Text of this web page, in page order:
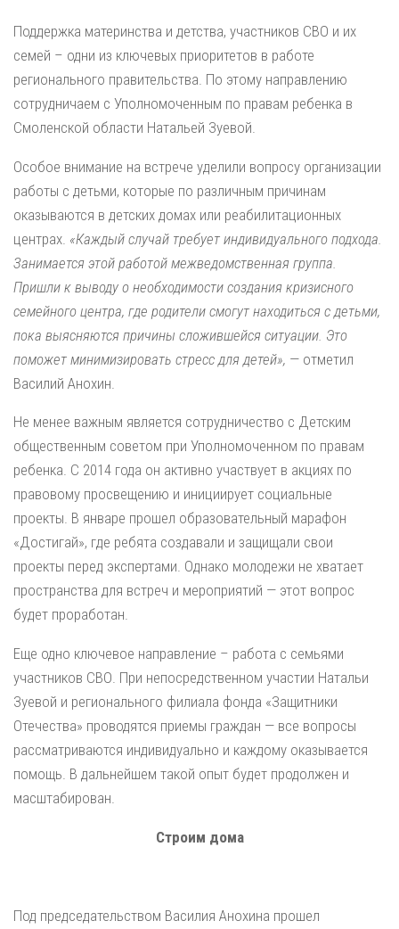
Поддержка материнства и детства, участников СВО и их
семей – одни из ключевых приоритетов в работе
регионального правительства. По этому направлению
сотрудничаем с Уполномоченным по правам ребенка в
Смоленской области Натальей Зуевой.
Особое внимание на встрече уделили вопросу организации
работы с детьми, которые по различным причинам
оказываются в детских домах или реабилитационных
центрах. «Каждый случай требует индивидуального подхода.
Занимается этой работой межведомственная группа.
Пришли к выводу о необходимости создания кризисного
семейного центра, где родители смогут находиться с детьми,
пока выясняются причины сложившейся ситуации. Это
поможет минимизировать стресс для детей», — отметил
Василий Анохин.
Не менее важным является сотрудничество с Детским
общественным советом при Уполномоченном по правам
ребенка. С 2014 года он активно участвует в акциях по
правовому просвещению и инициирует социальные
проекты. В январе прошел образовательный марафон
«Достигай», где ребята создавали и защищали свои
проекты перед экспертами. Однако молодежи не хватает
пространства для встреч и мероприятий — этот вопрос
будет проработан.
Еще одно ключевое направление – работа с семьями
участников СВО. При непосредственном участии Натальи
Зуевой и регионального филиала фонда «Защитники
Отечества» проводятся приемы граждан — все вопросы
рассматриваются индивидуально и каждому оказывается
помощь. В дальнейшем такой опыт будет продолжен и
масштабирован.
Строим дома
Под председательством Василия Анохина прошел